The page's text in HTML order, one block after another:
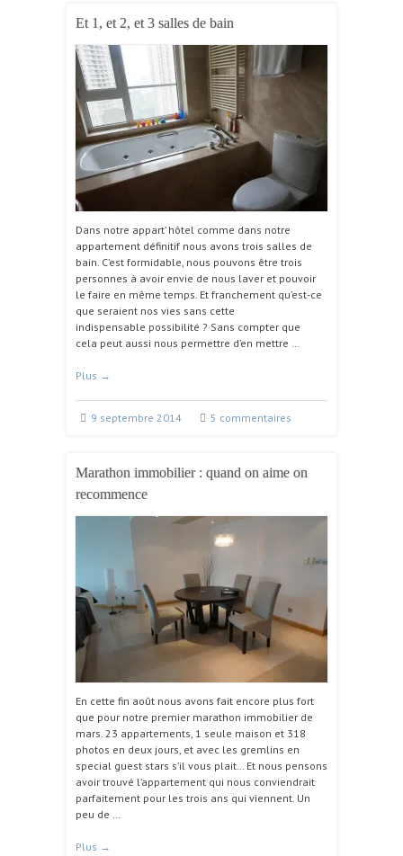
Et 1, et 2, et 3 salles de bain
Dans notre appart’ hôtel comme dans notre
appartement définitif nous avons trois salles de
bain. C’est formidable, nous pouvons être trois
personnes à avoir envie de nous laver et pouvoir
le faire en même temps. Et franchement qu’est-ce
que seraient nos vies sans cette
indispensable possibilité ? Sans compter que
cela peut aussi nous permettre d’en mettre …
Plus →
9 septembre 2014 5 commentaires
Marathon immobilier : quand on aime on
recommence
En cette fin août nous avons fait encore plus fort
que pour notre premier marathon immobilier de
mars. 23 appartements, 1 seule maison et 318
photos en deux jours, et avec les gremlins en
special guest stars s’il vous plait… Et nous pensons
avoir trouvé l’appartement qui nous conviendrait
parfaitement pour les trois ans qui viennent. Un
peu de …
Plus →